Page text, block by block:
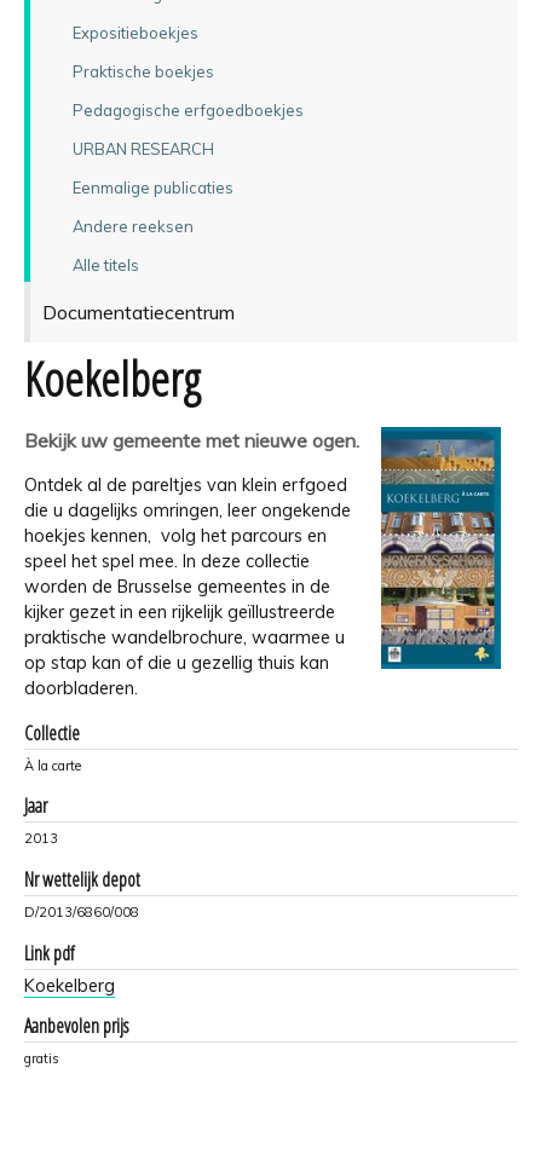
Expositieboekjes
Praktische boekjes
Pedagogische erfgoedboekjes
URBAN RESEARCH
Eenmalige publicaties
Andere reeksen
Alle titels
Documentatiecentrum
Koekelberg
Bekijk uw gemeente met nieuwe ogen.
Ontdek al de pareltjes van klein erfgoed
die u dagelijks omringen, leer ongekende
hoekjes kennen, volg het parcours en
speel het spel mee. In deze collectie
worden de Brusselse gemeentes in de
kijker gezet in een rijkelijk geïllustreerde
praktische wandelbrochure, waarmee u
op stap kan of die u gezellig thuis kan
doorbladeren.
Collectie
À la carte
Jaar
2013
Nr wettelijk depot
D/2013/6860/008
Link pdf
Koekelberg
Aanbevolen prijs
gratis